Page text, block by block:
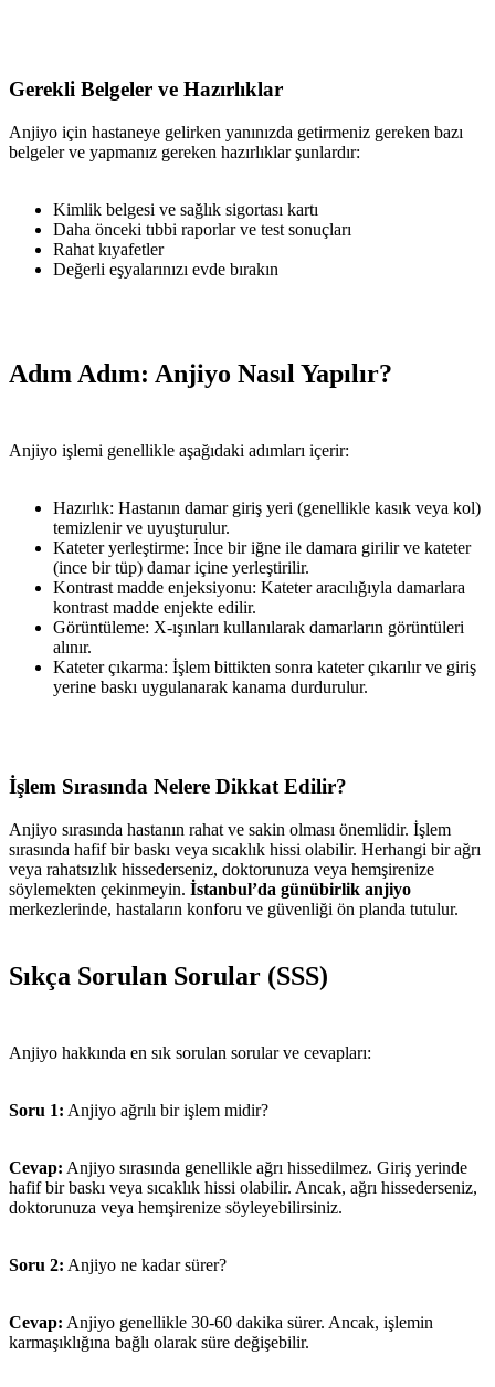
Gerekli Belgeler ve Hazırlıklar
Anjiyo için hastaneye gelirken yanınızda getirmeniz gereken bazı
belgeler ve yapmanız gereken hazırlıklar şunlardır:
Kimlik belgesi ve sağlık sigortası kartı
Daha önceki tıbbi raporlar ve test sonuçları
Rahat kıyafetler
Değerli eşyalarınızı evde bırakın
Adım Adım: Anjiyo Nasıl Yapılır?
Anjiyo işlemi genellikle aşağıdaki adımları içerir:
Hazırlık: Hastanın damar giriş yeri (genellikle kasık veya kol)
temizlenir ve uyuşturulur.
Kateter yerleştirme: İnce bir iğne ile damara girilir ve kateter
(ince bir tüp) damar içine yerleştirilir.
Kontrast madde enjeksiyonu: Kateter aracılığıyla damarlara
kontrast madde enjekte edilir.
Görüntüleme: X-ışınları kullanılarak damarların görüntüleri
alınır.
Kateter çıkarma: İşlem bittikten sonra kateter çıkarılır ve giriş
yerine baskı uygulanarak kanama durdurulur.
İşlem Sırasında Nelere Dikkat Edilir?
Anjiyo sırasında hastanın rahat ve sakin olması önemlidir. İşlem
sırasında hafif bir baskı veya sıcaklık hissi olabilir. Herhangi bir ağrı
veya rahatsızlık hissederseniz, doktorunuza veya hemşirenize
söylemekten çekinmeyin. İstanbul’da günübirlik anjiyo
merkezlerinde, hastaların konforu ve güvenliği ön planda tutulur.
Sıkça Sorulan Sorular (SSS)
Anjiyo hakkında en sık sorulan sorular ve cevapları:
Soru 1: Anjiyo ağrılı bir işlem midir?
Cevap: Anjiyo sırasında genellikle ağrı hissedilmez. Giriş yerinde
hafif bir baskı veya sıcaklık hissi olabilir. Ancak, ağrı hissederseniz,
doktorunuza veya hemşirenize söyleyebilirsiniz.
Soru 2: Anjiyo ne kadar sürer?
Cevap: Anjiyo genellikle 30-60 dakika sürer. Ancak, işlemin
karmaşıklığına bağlı olarak süre değişebilir.